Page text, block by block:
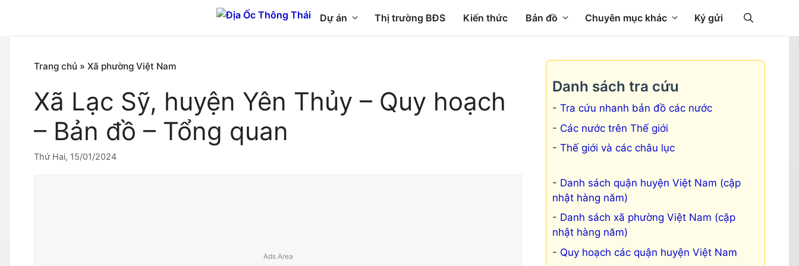
nội
Dự án Thị trường BĐS Kiến thức Bản đồ Chuyên mục khác Ký gửi
Trang chủ » Xã phường Việt Nam
Xã Lạc Sỹ, huyện Yên Thủy – Quy hoạch
– Bản đồ – Tổng quan
Thứ Hai, 15/01/2024
Danh sách tra cứu
Tra cứu nhanh bản đồ các nước
Các nước trên Thế giới
Thế giới và các châu lục
Danh sách quận huyện Việt Nam (cập
nhật hàng năm)
Danh sách xã phường Việt Nam (cập
nhật hàng năm)
Quy hoạch các quận huyện Việt Nam